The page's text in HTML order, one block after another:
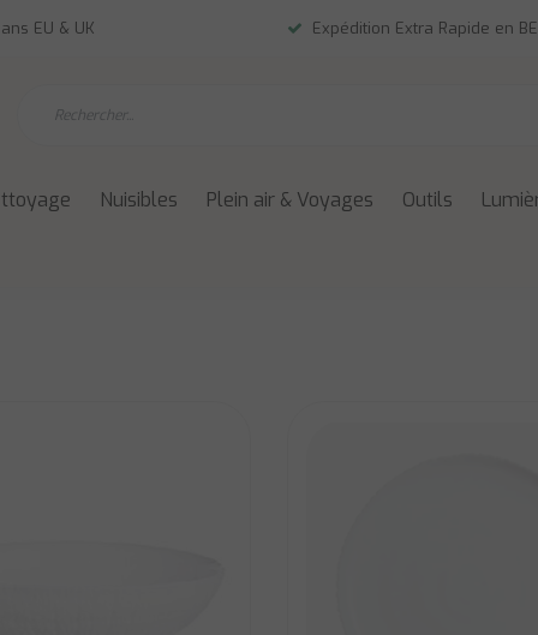
EU & UK Expédition Extra Rapide en
Nuisibles Plein air & Voyages Outils